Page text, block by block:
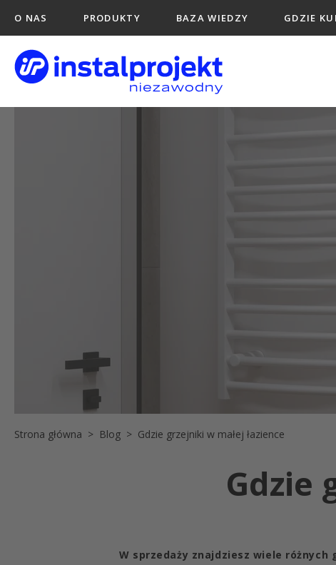
O NAS PRODUKTY BAZA WIEDZY GDZIE
Strona główna Blog Gdzie grzejniki w małej łazience
Gdzie
W sprzedaży znajdziesz wiele